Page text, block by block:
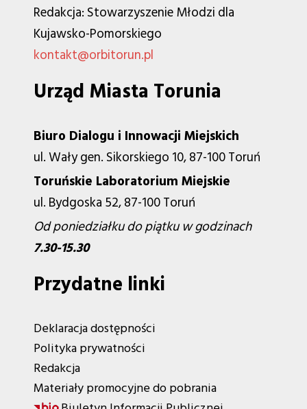
Redakcja: Stowarzyszenie Młodzi dla
Kujawsko-Pomorskiego
kontakt@orbitorun.pl
Urząd Miasta Torunia
Biuro Dialogu i Innowacji Miejskich
ul. Wały gen. Sikorskiego 10, 87-100 Toruń
Toruńskie Laboratorium Miejskie
ul. Bydgoska 52, 87-100 Toruń
Od poniedziałku do piątku w godzinach
7.30-15.30
Przydatne linki
Deklaracja dostępności
Polityka prywatności
Redakcja
Materiały promocyjne do pobrania